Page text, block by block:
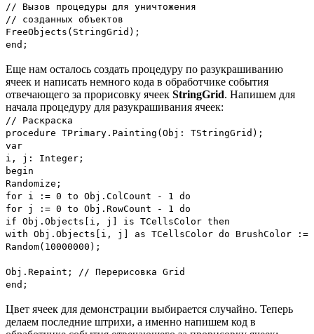
// Вызов процедуры для уничтожения
// созданных объектов
FreeObjects(StringGrid);
end;
Еще нам осталось создать процедуру по разукрашиванию
ячеек и написать немного кода в обработчике события
отвечающего за прорисовку ячеек StringGrid. Напишем для
начала процедуру для разукрашивания ячеек:
// Раскраска
procedure TPrimary.Painting(Obj: TStringGrid);
var
i, j: Integer;
begin
Randomize;
for i := 0 to Obj.ColCount - 1 do
for j := 0 to Obj.RowCount - 1 do
if Obj.Objects[i, j] is TCellsColor then
with Obj.Objects[i, j] as TCellsColor do BrushColor :=
Random(10000000);
Obj.Repaint; // Перерисовка Grid
end;
Цвет ячеек для демонстрации выбирается случайно. Теперь
делаем последние штрихи, а именно напишем код в